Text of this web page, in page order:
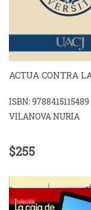
ACTUA CONTRA
ISBN: 9788415115489
VILANOVA NURIA
$255